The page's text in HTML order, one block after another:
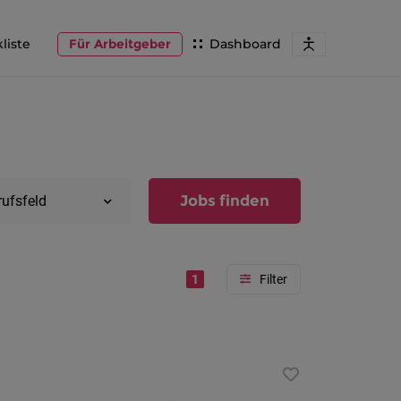
Dashboard
Für Arbeitgeber
Jobs finden
1